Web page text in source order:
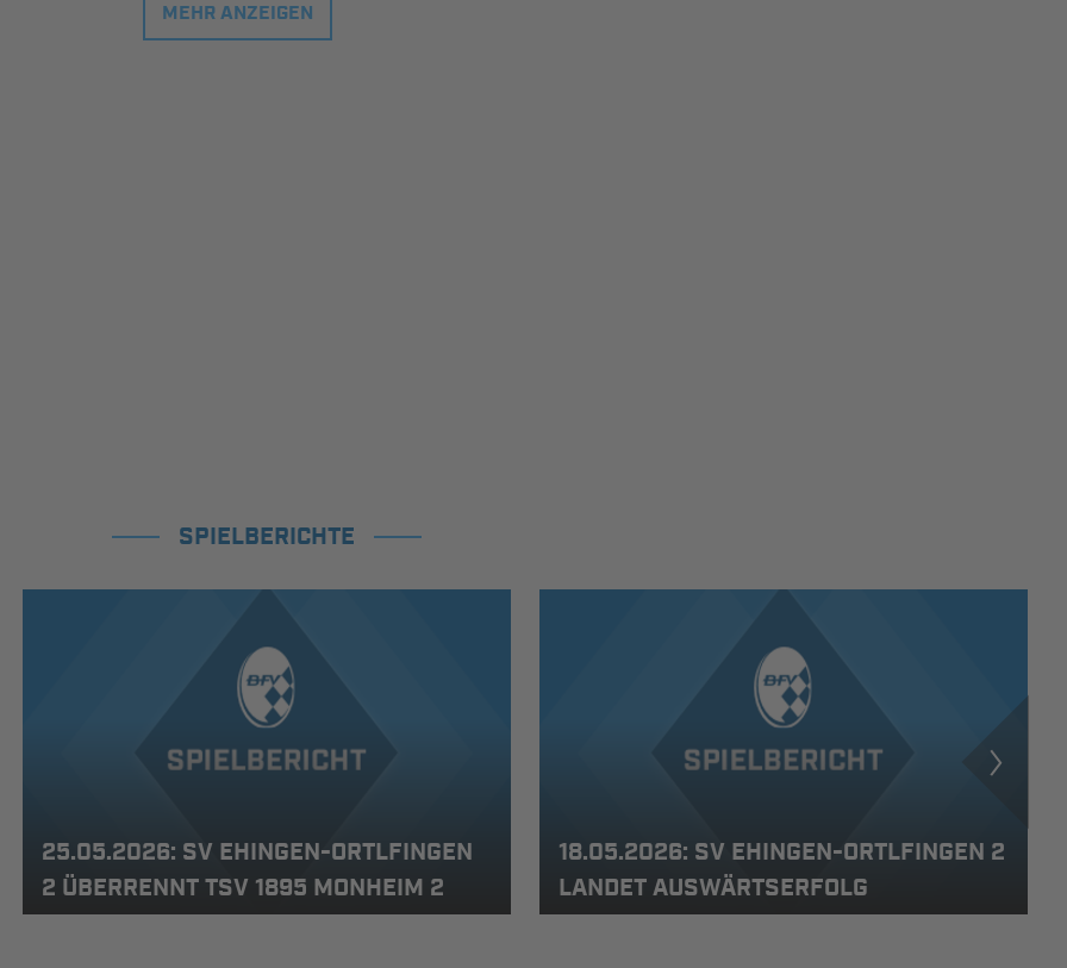
MEHR ANZEIGEN
SPIELBERICHTE
25.05.2026: SV EHINGEN-ORTLFINGEN
2 ÜBERRENNT TSV 1895 MONHEIM 2
18.05.2026: SV EHINGEN-ORTLFINGEN 2
LANDET AUSWÄRTSERFOLG